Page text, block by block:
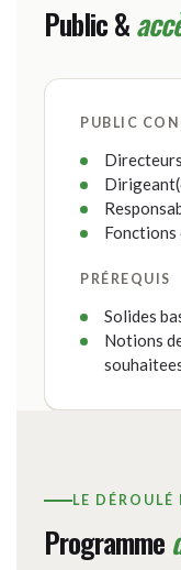
Public &
PUBLIC
PRÉREQUIS
Solides
Notions
LE DÉROULÉ
Programme